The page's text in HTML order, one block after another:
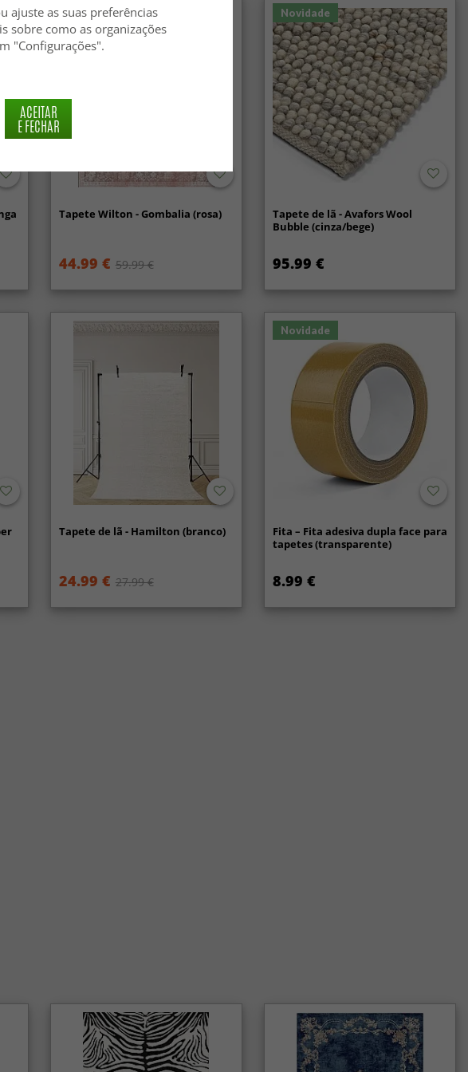
Tapete Wilton - Gombalia (rosa)
44.99 € 59.99 €
Novidade
Tapete de lã - Avafors Wool
Bubble (cinza/bege)
95.99 €
Tapete de lã - Hamilton (branco)
24.99 € 27.99 €
Novidade
Fita – Fita adesiva dupla face para
tapetes (transparente)
8.99 €
ajuste as suas preferências
sobre como as organizações
"Configurações".
ACEITAR
E FECHAR